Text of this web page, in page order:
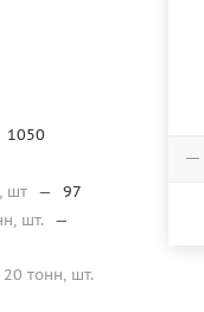
1050
шт —
97
шт.
—
тонн, шт.